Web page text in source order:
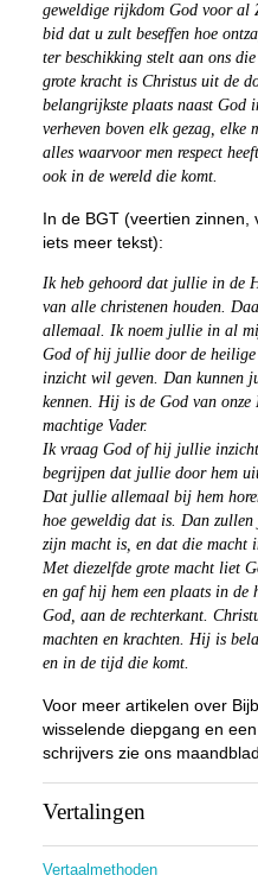
geweldige rijkdom God voor al
bid dat u zult beseffen hoe
ter beschikking stelt aan ons
grote kracht is Christus uit de
belangrijkste plaats naast God
verheven boven elk gezag, elke
alles waarvoor men respect
ook in de wereld die komt.
In de BGT (veertien zinnen,
iets meer tekst):
Ik heb gehoord dat jullie in de
van alle christenen houden.
allemaal. Ik noem jullie in al
God of hij jullie door de heilige
inzicht wil geven. Dan kunnen
kennen. Hij is de God van onze
machtige Vader.
Ik vraag God of hij jullie
begrijpen dat jullie door hem
Dat jullie allemaal bij hem
hoe geweldig dat is. Dan
zijn macht is, en dat die macht
Met diezelfde grote macht liet
en gaf hij hem een plaats in de
God, aan de rechterkant.
machten en krachten. Hij is
en in de tijd die komt.
Voor meer artikelen over
wisselende diepgang en
schrijvers zie ons maandblad
Vertalingen
Vertaalmethoden